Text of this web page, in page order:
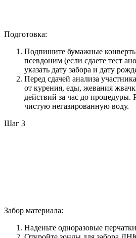
Подготовка:
Подпишите бумажные
псевдоним (если сдаете тест
указать дату забора и дату
Перед сдачей анализа
от курения, еды, жевания
действий за час до процедуры.
чистую негазированную воду.
Шаг 3
Забор материала:
Наденьте одноразовые перчатки